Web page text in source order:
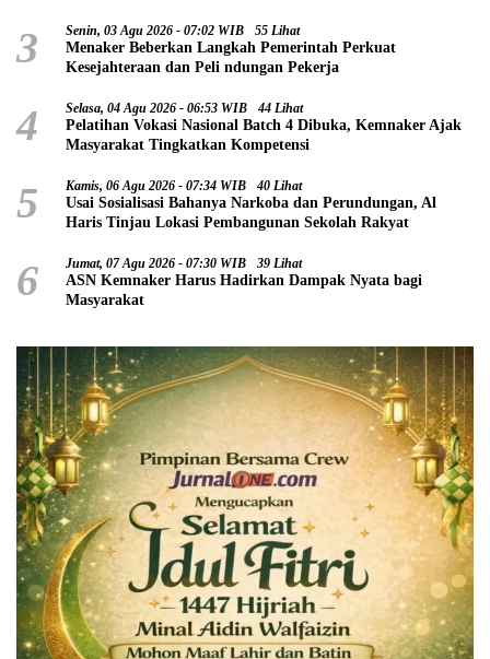
3 Senin, 03 Agu 2026 - 07:02 WIB 55 Lihat
Menaker Beberkan Langkah Pemerintah Perkuat
Kesejahteraan dan Peli ndungan Pekerja
4 Selasa, 04 Agu 2026 - 06:53 WIB 44 Lihat
Pelatihan Vokasi Nasional Batch 4 Dibuka, Kemnaker Ajak
Masyarakat Tingkatkan Kompetensi
5 Kamis, 06 Agu 2026 - 07:34 WIB 40 Lihat
Usai Sosialisasi Bahanya Narkoba dan Perundungan, Al
Haris Tinjau Lokasi Pembangunan Sekolah Rakyat
6 Jumat, 07 Agu 2026 - 07:30 WIB 39 Lihat
ASN Kemnaker Harus Hadirkan Dampak Nyata bagi
Masyarakat